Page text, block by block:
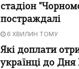
стадіон
постраждалі
6 ХВИЛИН ТОМУ
Які доплати
українці до Дня